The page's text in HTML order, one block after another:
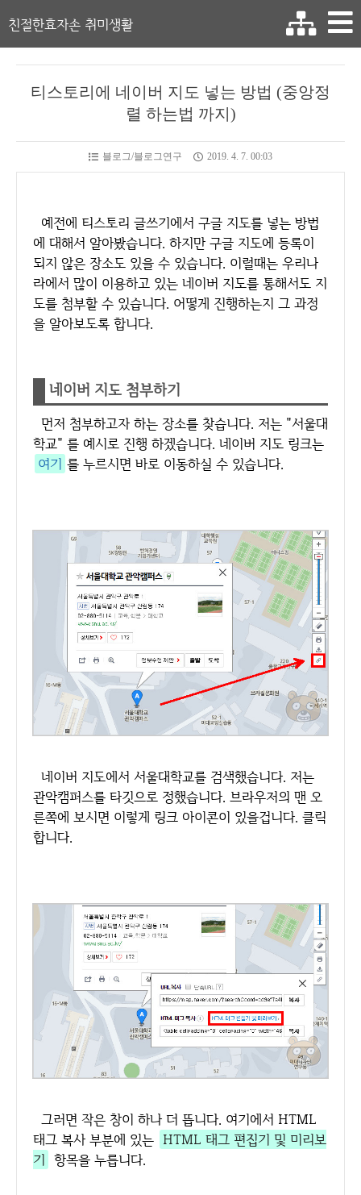
친절한효자손 취미생활
티스토리에 네이버 지도 넣는 방법 (중앙정
렬 하는법 까지)
블로그/블로그연구 2019. 4. 7. 00:03
예전에 티스토리 글쓰기에서 구글 지도를 넣는 방법
에 대해서 알아봤습니다. 하지만 구글 지도에 등록이
되지 않은 장소도 있을 수 있습니다. 이럴때는 우리나
라에서 많이 이용하고 있는 네이버 지도를 통해서도 지
도를 첨부할 수 있습니다. 어떻게 진행하는지 그 과정
을 알아보도록 합니다.
네이버 지도 첨부하기
먼저 첨부하고자 하는 장소를 찾습니다. 저는 "서울대
학교" 를 예시로 진행 하겠습니다. 네이버 지도 링크는
여기 를 누르시면 바로 이동하실 수 있습니다.
네이버 지도에서 서울대학교를 검색했습니다. 저는
관악캠퍼스를 타깃으로 정했습니다. 브라우저의 맨 오
른쪽에 보시면 이렇게 링크 아이콘이 있을겁니다. 클릭
합니다.
그러면 작은 창이 하나 더 뜹니다. 여기에서 HTML
태그 복사 부분에 있는 HTML 태그 편집기 및 미리보
기 항목을 누릅니다.